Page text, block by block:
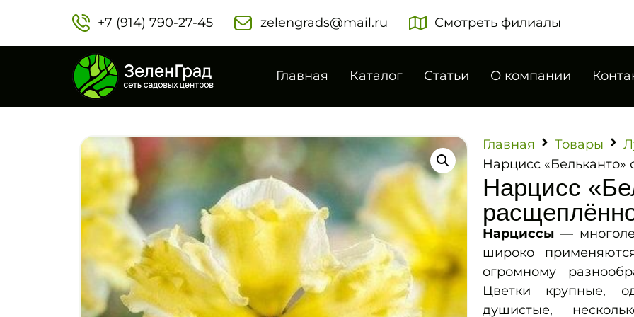
+7 (914) 790-27-45‬ zelengrads@mail.ru Смотреть филиалы
Главная Каталог Статьи О компании
Главная Товары
Нарцисс
Нарцисс
Нарциссы —
широко
огромному
Цветки крупные,
душистые,